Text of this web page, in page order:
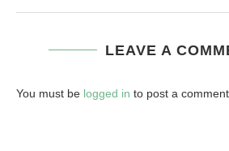
LEAVE A
You must be logged in to post a comment.